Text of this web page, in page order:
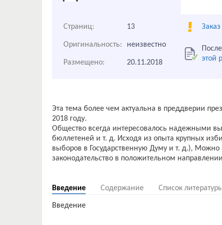
Страниц: 13
Оригинальность: неизвестно
этой
Размещено: 20.11.2018
Эта тема более чем актуальна в преддверии
2018 году.
Общество всегда интересовалось надежными
бюллетеней и т. д. Исходя из опыта крупных
выборов в Государственную Думу и т. д.), Можно
законодательство в положительном
Введение Содержание Список
Введение